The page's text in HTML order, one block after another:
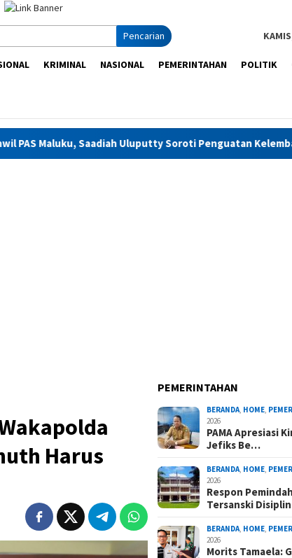
Pencarian
KRIMINAL NASIONAL PEMERINTAHAN POLITIK
Uluputty Soroti Penguatan Kelembagaan dan Pembinaan
Harus
PEMERINTAHAN
BERANDA, HOME,
2026
PAMA Apresiasi
Jefiks Be…
BERANDA, HOME,
2026
Respon
Tersanski
BERANDA, HOME,
2026
Morits Tamaela: